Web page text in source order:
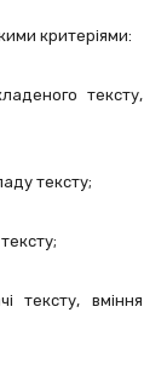
критеріями:
тексту,
тексту;
тексту, вміння